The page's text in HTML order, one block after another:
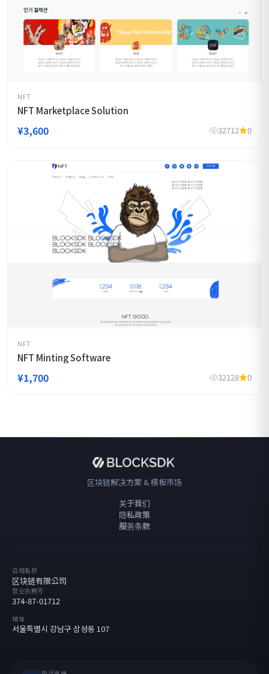
NFT
NFT Marketplace Solution
¥3,600 32712 0
NFT
NFT Minting Software
¥1,700 32128 0
区块链解决方案 & 模板市场
关于我们
隐私政策
服务条款
公司名称
区块链有限公司
营业执照号
374-87-01712
地址
서울특별시 강남구 삼성동 107